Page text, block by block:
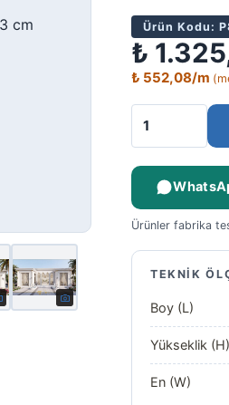
Ürün Kodu:
₺
₺ 552,08/m
Ürünler fabrika
TEKNIK
Boy (L)
Yükseklik (H)
En (W)